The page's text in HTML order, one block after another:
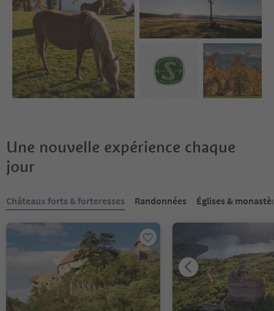
Une nouvelle expérience chaque
jour
Vous êtes sur un curseur à onglets. Sélectionnez un onglet
Châteaux forts & forteresses Randonnées Églises &